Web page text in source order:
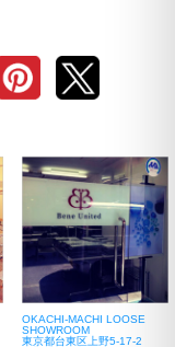
OKACHI-MACHI LOOSE
SHOWROOM
東京都台東区上野5-17-2